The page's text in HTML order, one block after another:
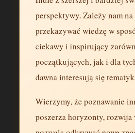
perspektywy. Zależy nam
przekazywać wiedzę w
ciekawy i inspirujący
początkujących, jak i dla
dawna interesują się
Wierzymy, że poznawanie
poszerza horyzonty,